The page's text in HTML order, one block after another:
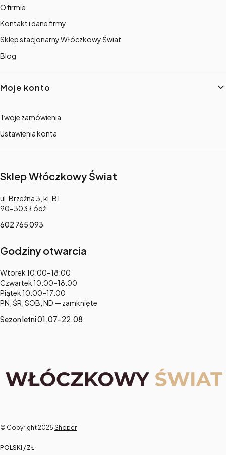
O firmie
Kontakt i dane firmy
Sklep stacjonarny Włóczkowy Świat
Blog
Moje konto
Twoje zamówienia
Ustawienia konta
Sklep Włóczkowy Świat
Adres:
ul. Brzeźna 3, kl. B1
90-303 Łódź
602 765 093
Godziny otwarcia
Adres:
Wtorek 10:00–18:00
Czwartek 10:00–18:00
Piątek 10:00–17:00
PN, ŚR, SOB, ND — zamknięte
Sezon letni 01.07–22.08
© Copyright 2025 Shoper
POLSKI / ZŁ